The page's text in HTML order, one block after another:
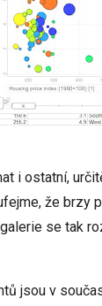
i ostatní,
že brzy
se tak
jsou v